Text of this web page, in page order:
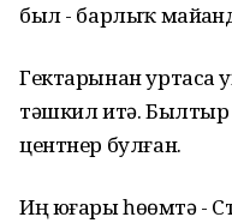
был - барлыҡ
Гектарынан уртаса
тәшкил итә. Былтыр
центнер булған.
Иң юғары һөҙөмтә -